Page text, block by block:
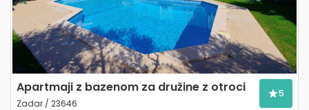
Apartmaji z bazenom za družine z otroci
Zadar / 23646
5